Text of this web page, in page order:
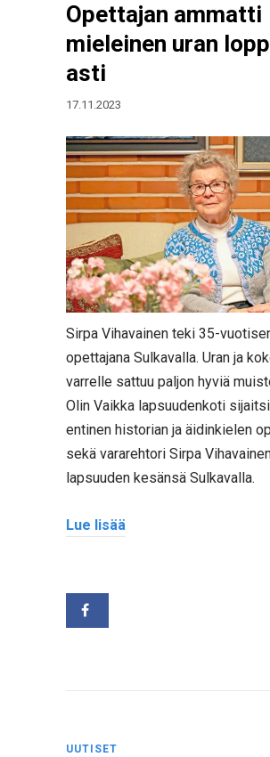
Opettajan ammatti
mieleinen uran
asti
17.11.2023
Sirpa Vihavainen teki 35-
opettajana Sulkavalla. Uran ja
varrelle sattuu paljon hyviä
Olin Vaikka lapsuudenkoti
entinen historian ja äidinkielen
sekä vararehtori Sirpa
lapsuuden kesänsä Sulkavalla.
Lue lisää
UUTISET